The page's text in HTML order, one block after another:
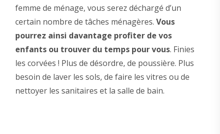
femme de ménage, vous serez déchargé d’un
certain nombre de tâches ménagères. Vous
pourrez ainsi davantage profiter de vos
enfants ou trouver du temps pour vous. Finies
les corvées ! Plus de désordre, de poussière. Plus
besoin de laver les sols, de faire les vitres ou de
nettoyer les sanitaires et la salle de bain.